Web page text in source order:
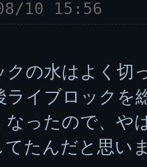
10 15:56
クの水はよく切
ライブロックを
なったので、や
てたんだと思い